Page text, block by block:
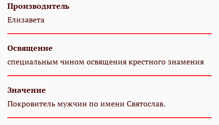
Производитель
Елизавета
Освящение
специальным чином освящения крестного знамения
Значение
Покровитель мужчин по имени Святослав.